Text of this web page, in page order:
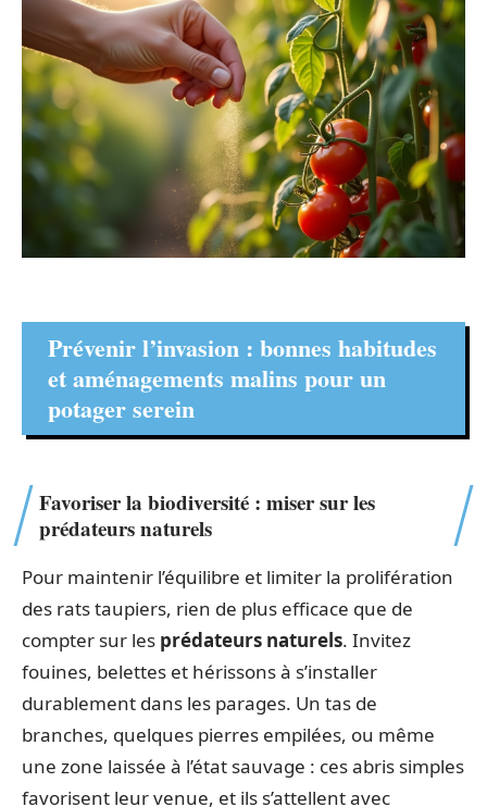
Prévenir l’invasion : bonnes habitudes
et aménagements malins pour un
potager serein
Favoriser la biodiversité : miser sur les
prédateurs naturels
Pour maintenir l’équilibre et limiter la prolifération
des rats taupiers, rien de plus efficace que de
compter sur les prédateurs naturels. Invitez
fouines, belettes et hérissons à s’installer
durablement dans les parages. Un tas de
branches, quelques pierres empilées, ou même
une zone laissée à l’état sauvage : ces abris simples
favorisent leur venue, et ils s’attellent avec